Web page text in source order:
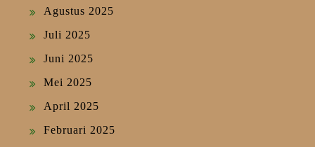
Agustus 2025
Juli 2025
Juni 2025
Mei 2025
April 2025
Februari 2025